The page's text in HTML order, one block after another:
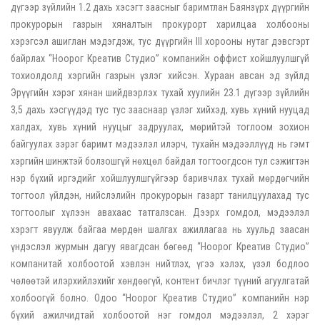
дүгээр зүйлийн 1.2 дахь хэсэгт заасныг баримтлан Баянзүрх дүүргийн
прокурорын газрын хяналтын прокурорт харилцаа холбооны
хэрэгсэл ашиглан мэдэгдэж, тус дүүргийн III хорооны нутаг дэвсгэрт
байрлах “Ноорог Креатив Студио” компанийн оффист хойшлуулшгүй
тохиолдолд хэргийн газрын үзлэг хийсэн. Хураан авсан эд зүйлд
Эрүүгийн хэрэг хянан шийдвэрлэх тухай хуулийн 23.1 дүгээр зүйлийн
3,5 дахь хэсгүүдэд тус тус зааснаар үзлэг хийхэд, хувь хүний нууцад
халдах, хувь хүний нууцыг задруулах, мөрийтэй тоглоом зохион
байгуулах зэрэг баримт мэдээлэл илэрч, тухайн мэдээллүүд нь гэмт
хэргийн шинжтэй болзошгүй нөхцөл байдал тогтоогдсон тул сэжигтэн
нэр бүхий иргэдийг хойшлуулшгүйгээр баривчлах тухай мөрдөгчийн
тогтоол үйлдэн, нийслэлийн прокурорын газарт танилцуулахад тус
тогтоолыг хүлээн авахаас татгалзсан. Дээрх гомдол, мэдээлэл
хэрэгт явуулж байгаа мөрдөн шалгах ажиллагаа нь хуульд заасан
үндэслэл журмын дагуу явагдсан бөгөөд “Ноорог Креатив Студио”
компанитай холбоотой хэвлэн нийтлэх, үгээ хэлэх, үзэл бодлоо
чөлөөтэй илэрхийлэхийг хөндөөгүй, контент бичлэг түүний агуулгатай
холбоогүй болно. Одоо “Ноорог Креатив Студио” компанийн нэр
бүхий ажилчидтай холбоотой нэг гомдол мэдээлэл, 2 хэрэг